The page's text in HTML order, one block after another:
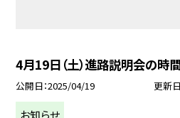
4月19日（土）進路説明会の時
公開日 2025/04/19 更新日
お知らせ